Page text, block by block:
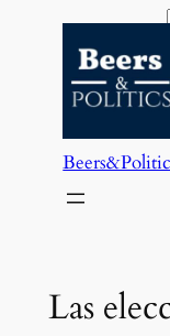
contenido
Las